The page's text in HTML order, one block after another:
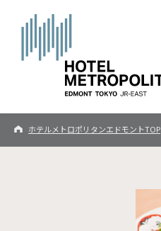
ホテルメトロポリタンエドモントTOP